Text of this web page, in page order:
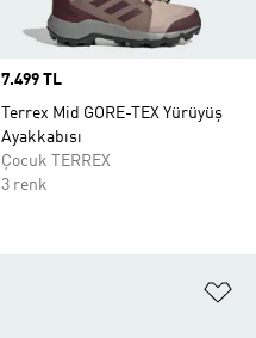
Price
7.499 TL
Terrex Mid GORE-TEX Yürüyüş
Ayakkabısı
Çocuk TERREX
3 renk